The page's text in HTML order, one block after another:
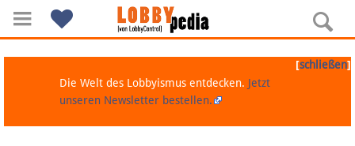
[schließen]
Die Welt des Lobbyismus entdecken. Jetzt
unseren Newsletter bestellen.